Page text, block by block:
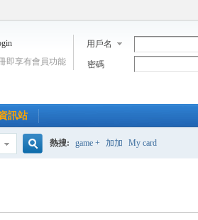
用戶名
密碼
即享有會員功能
訊站
熱搜: game + 加加 My card